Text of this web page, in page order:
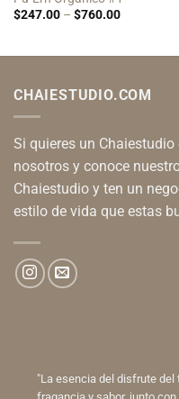
$247.00 – $760.00Price
$760.00
CHAIESTUDIO.COM
Si quieres un
nosotros y conoce
Chaiestudio y ten un
estilo de vida que estas
"La esencia del disfrute del